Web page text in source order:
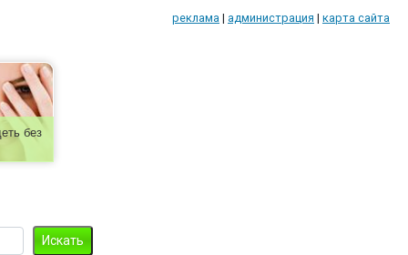
реклама | администрация | карта сайта
без